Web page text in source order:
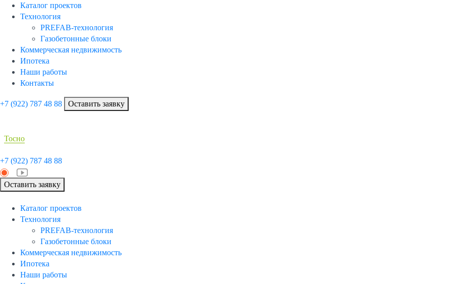
Каталог проектов
Технология
PREFAB-технология
Газобетонные блоки
Коммерческая недвижимость
Ипотека
Наши работы
Контакты
+7 (922) 787 48 88 Оставить заявку
Тосно
+7 (922) 787 48 88
Оставить заявку
Каталог проектов
Технология
PREFAB-технология
Газобетонные блоки
Коммерческая недвижимость
Ипотека
Наши работы